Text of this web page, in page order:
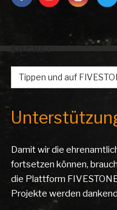
SUCHE:
Search
for:
Damit wir die
fortsetzen können,
die Plattform
Projekte werden